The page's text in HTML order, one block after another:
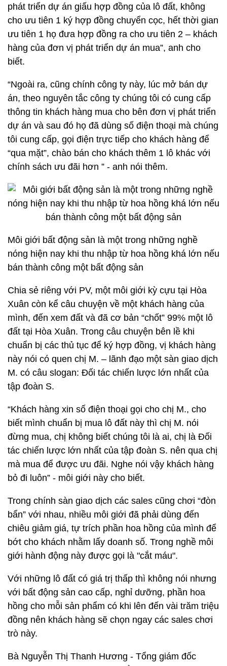
phát triển dự án giấu hợp đồng của lô đất, không
cho ưu tiên 1 ký hợp đồng chuyển cọc, hết thời gian
ưu tiên 1 họ đưa hợp đồng ra cho ưu tiên 2 – khách
hàng của đơn vị phát triển dự án mua”, anh cho
biết.
“Ngoài ra, cũng chính công ty này, lúc mở bán dự
án, theo nguyên tắc công ty chúng tôi có cung cấp
thông tin khách hàng mua cho bên đơn vị phát triển
dự án và sau đó họ đã dùng số điện thoại mà chúng
tôi cung cấp, gọi điện trực tiếp cho khách hàng để
“qua mặt”, chào bán cho khách thêm 1 lô khác với
chính sách ưu đãi hơn ” - anh nói thêm.
Môi giới bất động sản là một trong những nghề
nóng hiện nay khi thu nhập từ hoa hồng khá lớn nếu
bán thành công một bất động sản
Chia sẻ riêng với PV, một môi giới kỳ cựu tại Hòa
Xuân còn kể câu chuyện về một khách hàng của
mình, đến xem đất và đã cơ bản “chốt” 99% một lô
đất tại Hòa Xuân. Trong câu chuyện bên lề khi
chuẩn bị các thủ tục để ký hợp đồng, vị khách hàng
này nói có quen chị M. – lãnh đạo một sàn giao dịch
M. có câu slogan: Đối tác chiến lược lớn nhất của
tập đoàn S.
“Khách hàng xin số điện thoại gọi cho chị M., cho
biết mình chuẩn bị mua lô đất này thì chị M. nói
đừng mua, chị không biết chúng tôi là ai, chị là Đối
tác chiến lược lớn nhất của tập đoàn S. nên qua chị
mà mua để được ưu đãi. Nghe nói vậy khách hàng
bỏ đi luôn” - môi giới này cho biết.
Trong chính sàn giao dịch các sales cũng chơi “đòn
bẩn” với nhau, nhiều môi giới đã phải dùng đến
chiêu giảm giá, tự trích phần hoa hồng của mình để
bớt cho khách nhằm lấy doanh số. Trong nghề môi
giới hành động này được gọi là "cắt máu".
Với những lô đất có giá trị thấp thì không nói nhưng
với bất động sản cao cấp, nghỉ dưỡng, phần hoa
hồng cho mỗi sản phẩm có khi lên đến vài trăm triệu
đồng nên khách hàng sẽ chọn ngay các sales chơi
trò này.
Bà Nguyễn Thị Thanh Hương - Tổng giám đốc